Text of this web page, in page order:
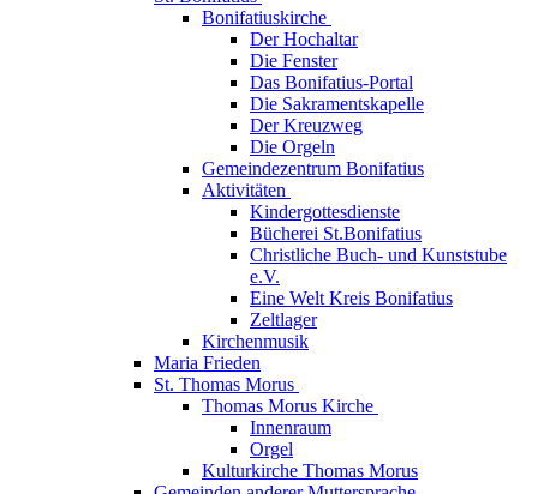
Bonifatiuskirche
Der Hochaltar
Die Fenster
Das Bonifatius-Portal
Die Sakramentskapelle
Der Kreuzweg
Die Orgeln
Gemeindezentrum Bonifatius
Aktivitäten
Kindergottesdienste
Bücherei St.Bonifatius
Christliche Buch- und Kunststube
e.V.
Eine Welt Kreis Bonifatius
Zeltlager
Kirchenmusik
Maria Frieden
St. Thomas Morus
Thomas Morus Kirche
Innenraum
Orgel
Kulturkirche Thomas Morus